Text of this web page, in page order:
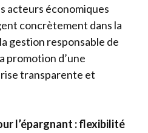
acteurs économiques
concrètement dans la
gestion responsable de
promotion d’une
transparente et
l’épargnant : flexibilité